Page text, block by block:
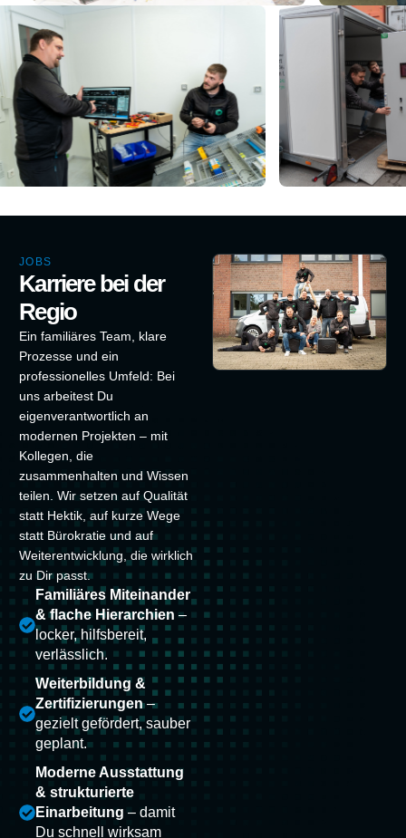
JOBS
Karriere bei der
Regio
Ein familiäres Team, klare
Prozesse und ein
professionelles Umfeld: Bei
uns arbeitest Du
eigenverantwortlich an
modernen Projekten – mit
Kollegen, die
zusammenhalten und Wissen
teilen. Wir setzen auf Qualität
statt Hektik, auf kurze Wege
statt Bürokratie und auf
Weiterentwicklung, die wirklich
zu Dir passt.
Familiäres Miteinander
& flache Hierarchien –
locker, hilfsbereit,
verlässlich.
Weiterbildung &
Zertifizierungen–
gezielt gefördert, sauber
geplant.
Moderne Ausstattung
& strukturierte
Einarbeitung – damit
Du schnell wirksam